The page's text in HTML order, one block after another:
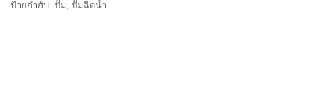
ป้ายกำกับ: ปั๊ม ปั๊มฉีดน้ำ